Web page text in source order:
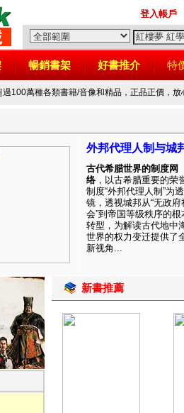
登入帳戶
暢銷書架 好書推介 特
過100萬種各類書籍/音像和精品，正品正價，
外邦代理人制与城
古代希腊世界的制度网
络 ，以古希腊重要的荣
制度“外邦代理人制”为透
镜，透视城邦从“无政府
会”到帝国等级秩序的根
转型，为解读古代地中
世界的权力变迁提供了
新视角...
新書推薦